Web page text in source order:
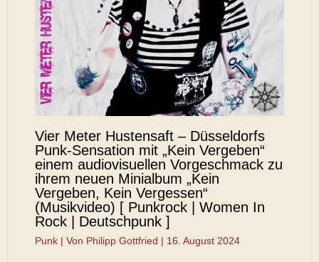
Vier Meter Hustensaft – Düsseldorfs
Punk-Sensation mit „Kein Vergeben“
einem audiovisuellen Vorgeschmack zu
ihrem neuen Minialbum „Kein
Vergeben, Kein Vergessen“
(Musikvideo) [ Punkrock | Women In
Rock | Deutschpunk ]
Punk | Von Philipp Gottfried | 16. August 2024